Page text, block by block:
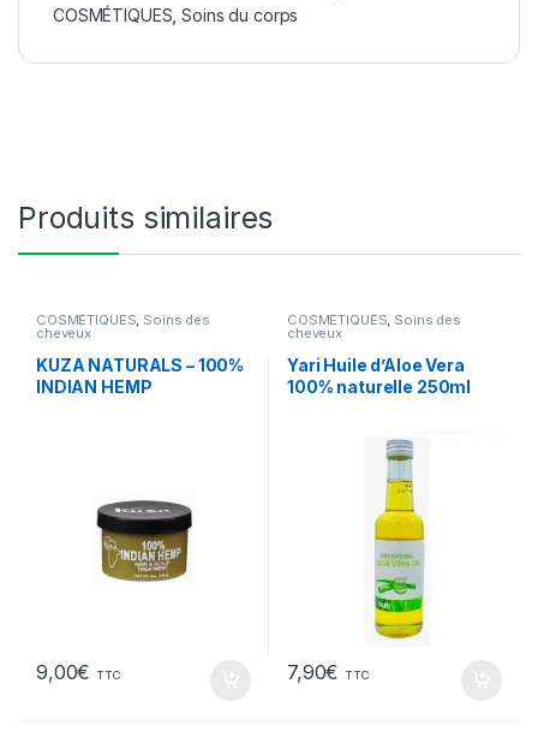
COSMÉTIQUES ,Soins du corps
Produits similaires
COSMÉTIQUES, Soins des
cheveux
KUZA NATURALS – 100%
INDIAN HEMP
9,00€ TTC
COSMÉTIQUES, Soins des
cheveux
Yari Huile d’Aloe Vera
100% naturelle 250ml
7,90€ TTC